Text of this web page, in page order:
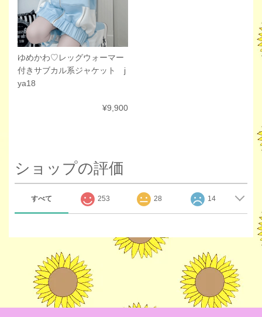
ゆめかわ♡レッグウォーマー
付きサブカル系ジャケット j
ya18
¥9,900
ショップの評価
すべて 253 28 14